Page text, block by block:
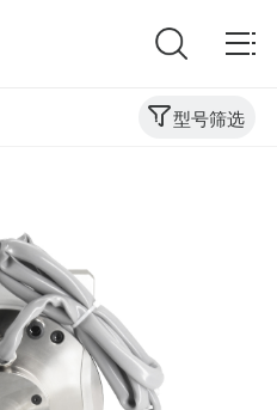
型号筛选